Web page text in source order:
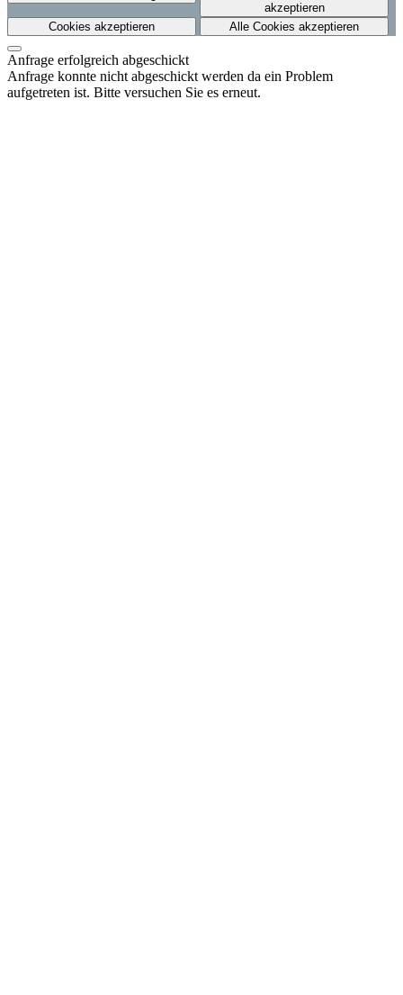
akzeptieren
Cookies akzeptieren
Alle Cookies akzeptieren
Anfrage erfolgreich abgeschickt
Anfrage konnte nicht abgeschickt werden da ein Problem
aufgetreten ist. Bitte versuchen Sie es erneut.